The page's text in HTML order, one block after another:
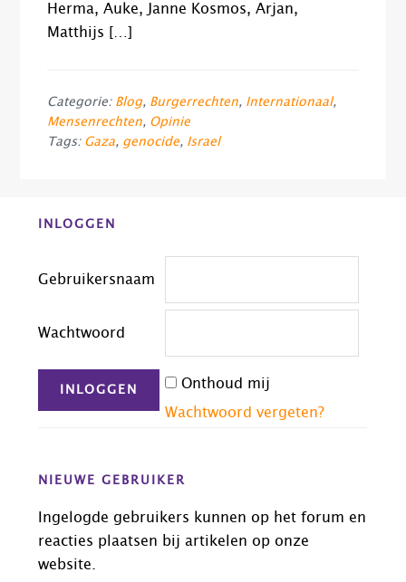
Herma, Auke, Janne Kosmos, Arjan,
Matthijs […]
Categorie: Blog, Burgerrechten, Internationaal,
Mensenrechten, Opinie
Tags: Gaza, genocide, Israel
Before
INLOGGEN
Gebruikersnaam
Wachtwoord
Onthoud mij
Wachtwoord vergeten?
NIEUWE GEBRUIKER
Ingelogde gebruikers kunnen op het forum en
reacties plaatsen bij artikelen op onze
website.